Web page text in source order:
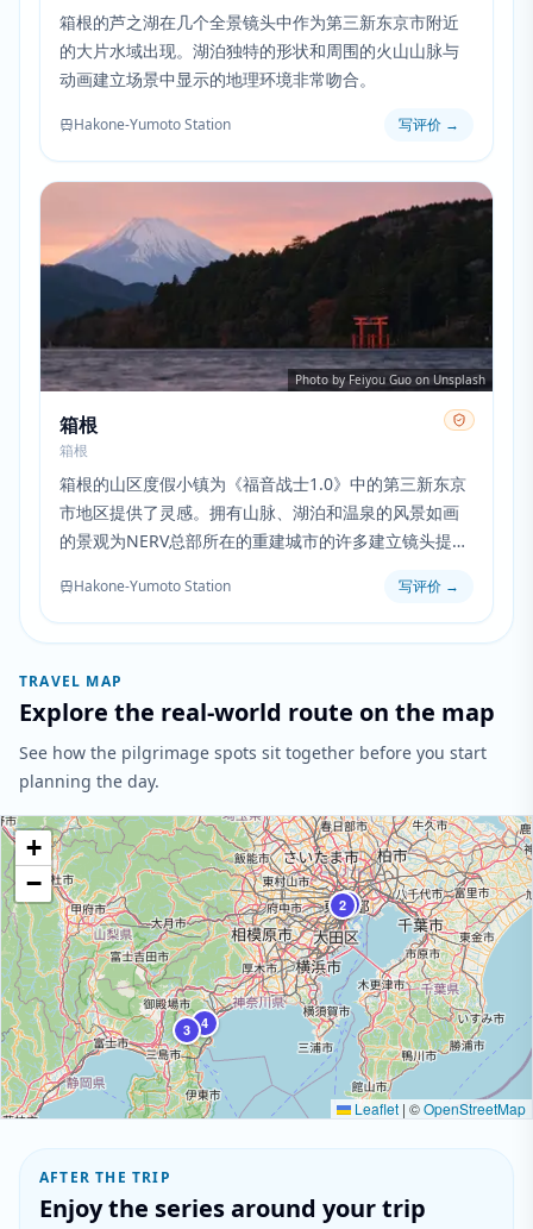
箱根的芦之湖在几个全景镜头中作为第三新东京市附近
的大片水域出现。湖泊独特的形状和周围的火山山脉与
动画建立场景中显示的地理环境非常吻合。
Hakone-Yumoto Station 写评价 →
Photo by Feiyou Guo on Unsplash
箱根
箱根
箱根的山区度假小镇为《福音战士1.0》中的第三新东京
市地区提供了灵感。拥有山脉、湖泊和温泉的风景如画
的景观为NERV总部所在的重建城市的许多建立镜头提供
Hakone-Yumoto Station 写评价 →
TRAVEL MAP
Explore the real-world route on the map
See how the pilgrimage spots sit together before you start
planning the day.
1
2
3 4
+
−
Leaflet | ©OpenStreetMap
AFTER THE TRIP
Enjoy the series around your trip